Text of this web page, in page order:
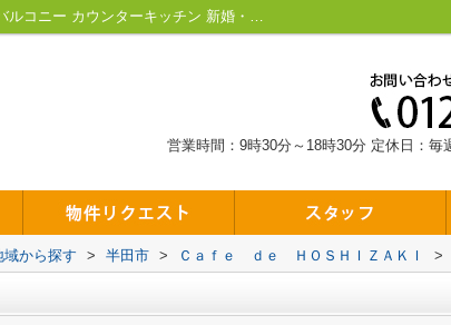
Ｃａｆｅ ｄｅ ＨＯＳＨＩＺＡＫＩC｜追い焚き シャワー バルコニー カウンターキッチン 新婚・ファミリー｜東海市の賃貸・不動産管理会社｜マメカバ不動産
営業時間：9時30分～18時30分 定休日：
域から探す > 半田市 > Ｃａｆｅ ｄｅ ＨＯＳＨＩＺＡＫＩ >